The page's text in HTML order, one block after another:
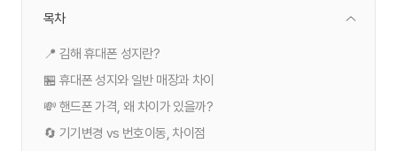
목차
📍 김해 휴대폰 성지란?
🏪 휴대폰 성지와 일반 매장과 차이
💸 핸드폰 가격, 왜 차이가 있을까?
🔄 기기변경 vs 번호이동, 차이점